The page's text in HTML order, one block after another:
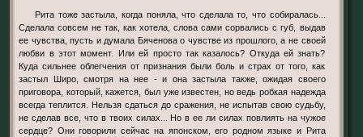
Рита тоже застыла, когда поняла, что сделала то, что собиралась...
Сделала совсем не так, как хотела, слова сами сорвались с губ, выдав
ее чувства, пусть и думала Бяченова о чувстве из прошлого, а не своей
любви в этот момент. Или ей просто так казалось? Откуда ей знать?
Куда сильнее облегчения от признания были боль и страх от того, как
застыл Широ, смотря на нее - и она застыла также, ожидая своего
приговора, который, кажется, был уже известен, но ведь робкая надежда
всегда теплится. Нельзя сдаться до сражения, не испытав свою судьбу,
не сделав все, что в твоих силах... Но в ее ли силах повлиять на чужое
сердце? Они говорили сейчас на японском, его родном языке и Рита